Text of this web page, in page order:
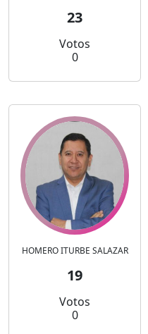
23
Votos
0
HOMERO ITURBE SALAZAR
19
Votos
0